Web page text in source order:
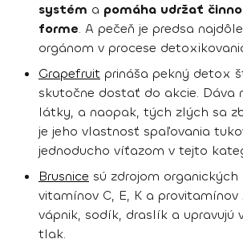
systém a pomáha udržať
forme. A pečeň je predsa
orgánom v procese
Grapefruit prináša pekný detox
skutočne dostať do akcie. Dáva
látky, a naopak, tých zlých sa
je jeho vlastnosť spaľovania
jednoducho víťazom v tejto
Brusnice sú zdrojom organických
vitamínov C, E, K a provitamínov
vápnik, sodík, draslík a upravujú
tlak.